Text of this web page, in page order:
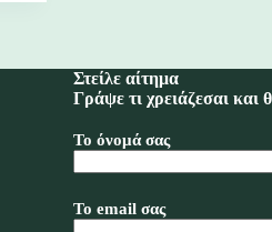
Στείλε αίτημα
Γράψε τι χρειάζεσαι
Το όνομά σας
Το email σας